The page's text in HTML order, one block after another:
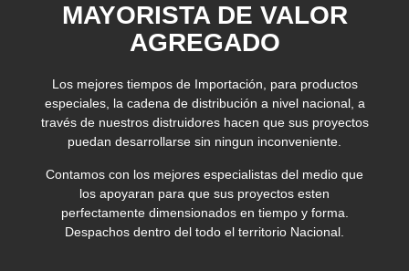
MAYORISTA DE VALOR
AGREGADO
Los mejores tiempos de Importación, para productos
especiales, la cadena de distribución a nivel nacional, a
través de nuestros distruidores hacen que sus proyectos
puedan desarrollarse sin ningun inconveniente.
Contamos con los mejores especialistas del medio que
los apoyaran para que sus proyectos esten
perfectamente dimensionados en tiempo y forma.
Despachos dentro del todo el territorio Nacional.